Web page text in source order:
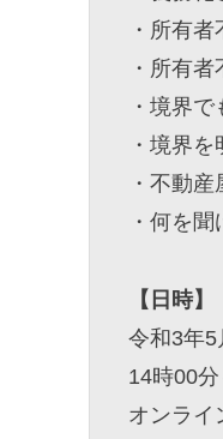
・所有
・所有
・境界
・境界
・不動
・何を
【日時】
令和3年
14時00
オンライ